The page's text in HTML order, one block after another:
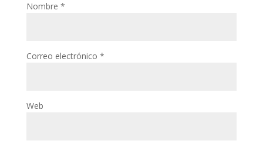
Nombre *
Correo electrónico *
Web